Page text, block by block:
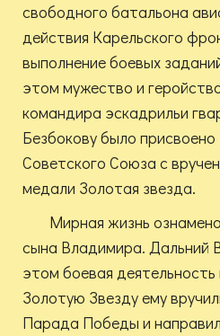
свободного батальона
действия Карельского
выполнение боевых
этом мужество и
командира эскадрильи
Безбокову было присвоено
Советского Союза с
медали Золотая звезда.
Мирная жизнь
сына Владимира. Дальний
этом боевая деятельность
Золотую Звезду ему
Парада Победы и